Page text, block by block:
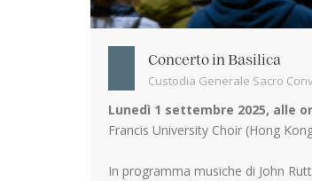
Concerto in Basilica
Custodia Generale Sacro
Lunedì 1 settembre 2025, alle
Francis University Choir (Hong
In programma musiche di John